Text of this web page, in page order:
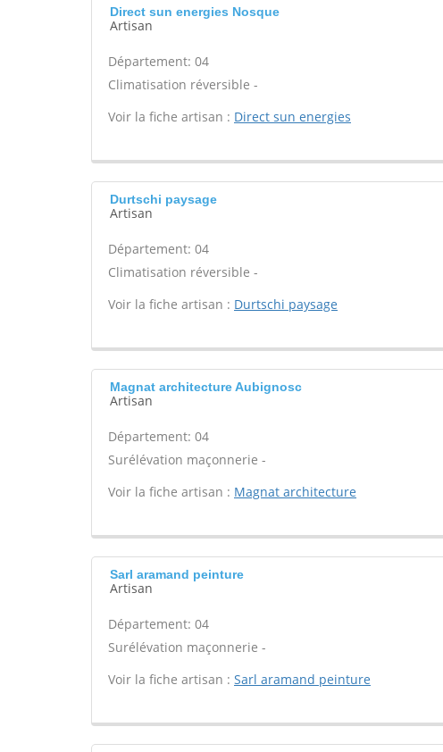
Direct sun energies Nosque
Artisan
Département: 04
Climatisation réversible -
Voir la fiche artisan : Direct sun energies
Durtschi paysage
Artisan
Département: 04
Climatisation réversible -
Voir la fiche artisan : Durtschi paysage
Magnat architecture Aubignosc
Artisan
Département: 04
Surélévation maçonnerie -
Voir la fiche artisan : Magnat architecture
Sarl aramand peinture
Artisan
Département: 04
Surélévation maçonnerie -
Voir la fiche artisan : Sarl aramand peinture